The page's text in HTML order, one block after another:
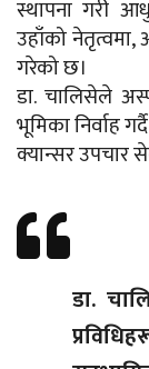
स्थापना गरी
उहाँको नेतृत्वमा,
गरेको छ।
डा. चालिसेले
भूमिका निर्वाह
क्यान्सर उपचार
डा.